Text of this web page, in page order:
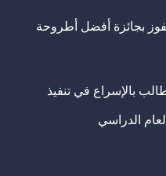
بجائزة أفضل أطروحة
بالإسراع في تنفيذ
الدراسي